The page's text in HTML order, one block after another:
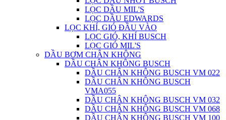
LỌC DẦU MIL'S
LỌC DẦU EDWARDS
LỌC KHÍ, GIÓ ĐẦU VÀO
LỌC GIÓ, KHÍ BUSCH
LỌC GIÓ MIL'S
DẦU BƠM CHÂN KHÔNG
DẦU CHÂN KHÔNG BUSCH
DẦU CHÂN KHÔNG BUSCH VM 022
DẦU CHÂN KHÔNG BUSCH
VMA055
DẦU CHÂN KHÔNG BUSCH VM 032
DẦU CHÂN KHÔNG BUSCH VM 068
DẦU CHÂN KHÔNG BUSCH VM 100